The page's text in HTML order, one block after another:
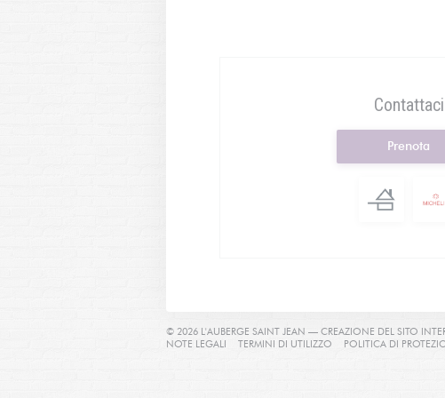
Contattaci
Prenota
© 2026 L'AUBERGE SAINT JEAN — CREAZIONE DEL SITO
NOTE LEGALI ((APRE UNA NUOVA FINESTRA))
TERMINI DI UTILIZZO ((APRE UNA NUOVA
POLITICA DI